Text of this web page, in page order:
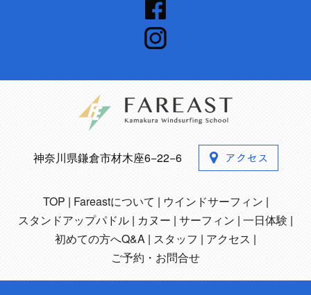
神奈川県鎌倉市材木座6−22−6
TOP Fareastについて
ウインドサーフィン
スタンドアップパドル
カヌー サーフィン 一日体験
初めての方へQ&A
スタッフ
アクセス
ご予約・お問合せ